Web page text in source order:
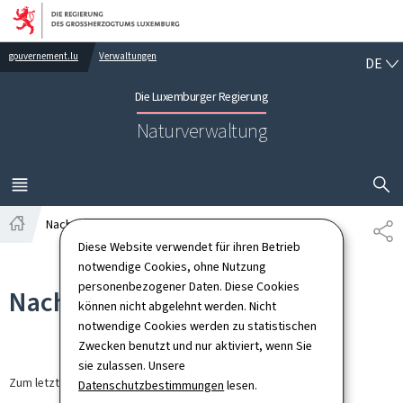
Diese Website verwendet für ihren Betrieb
notwendige Cookies, ohne Nutzung
personenbezogener Daten. Diese Cookies
können nicht abgelehnt werden. Nicht
notwendige Cookies werden zu statistischen
Zwecken benutzt und nur aktiviert, wenn Sie
sie zulassen. Unsere
Datenschutzbestimmungen lesen.
Zur Hauptnavigation
Zum Inhalt
gouvernement.lu Verwaltungen
Die Luxemburger Regierung
Naturverwaltung
DE
MENÜ
HAUPT-
Startseite
Nachrichten
Nachrichten
Zum letzten Mal aktualisiert am30.03.2026